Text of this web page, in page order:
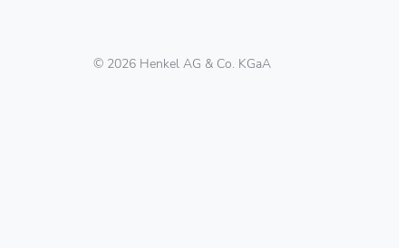
© 2026 Henkel AG & Co. KGaA